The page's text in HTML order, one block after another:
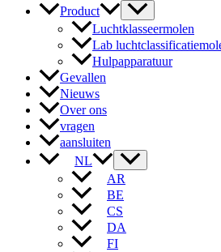
Product
Luchtklasseermolen
Lab
Hulpapparatuur
Gevallen
Nieuws
Over ons
vragen
aansluiten
NL
AR
BE
CS
DA
FI